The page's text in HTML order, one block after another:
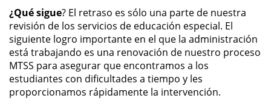
¿Qué sigue? El retraso es sólo una parte de nuestra
revisión de los servicios de educación especial. El
siguiente logro importante en el que la administración
está trabajando es una renovación de nuestro proceso
MTSS para asegurar que encontramos a los
estudiantes con dificultades a tiempo y les
proporcionamos rápidamente la intervención.